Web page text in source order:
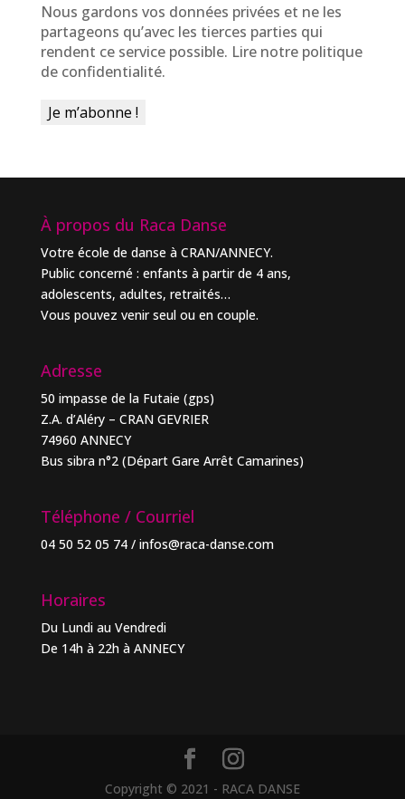
Nous gardons vos données privées et ne les
partageons qu’avec les tierces parties qui
rendent ce service possible. Lire notre politique
de confidentialité.
À propos du Raca Danse
Votre école de danse à CRAN/ANNECY.
Public concerné : enfants à partir de 4 ans,
adolescents, adultes, retraités…
Vous pouvez venir seul ou en couple.
Adresse
50 impasse de la Futaie (gps)
Z.A. d’Aléry – CRAN GEVRIER
74960 ANNECY
Bus sibra n°2 (Départ Gare Arrêt Camarines)
Téléphone / Courriel
04 50 52 05 74 / infos@raca-danse.com
Horaires
Du Lundi au Vendredi
De 14h à 22h à ANNECY
Copyright © 2021 - RACA DANSE